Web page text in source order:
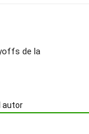
de la
autor